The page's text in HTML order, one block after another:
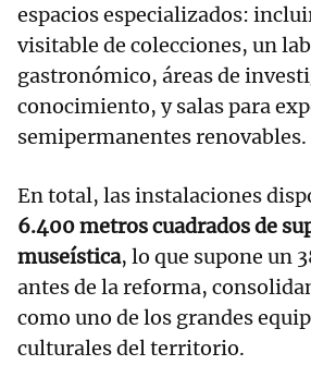
espacios especializados:
visitable de colecciones, un
gastronómico, áreas de
conocimiento, y salas para
semipermanentes renovables.
En total, las instalaciones
6.400 metros cuadrados de
museística, lo que supone un
antes de la reforma,
como uno de los grandes
culturales del territorio.